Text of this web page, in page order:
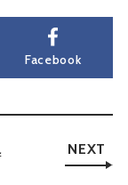
Facebook
NEXT